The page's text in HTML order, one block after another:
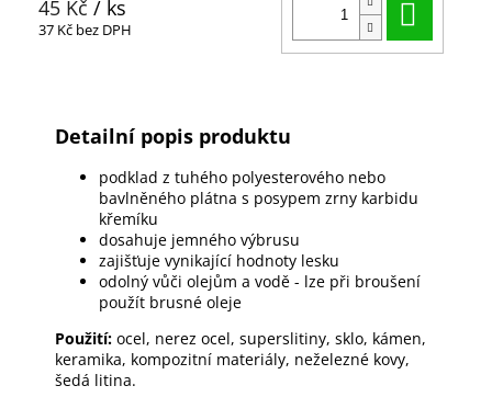
45 Kč / ks
37 Kč bez DPH
Detailní popis produktu
podklad z tuhého polyesterového nebo
bavlněného plátna s posypem zrny karbidu
křemíku
dosahuje jemného výbrusu
zajišťuje vynikající hodnoty lesku
odolný vůči olejům a vodě - lze při broušení
použít brusné oleje
Použití: ocel, nerez ocel, superslitiny, sklo, kámen,
keramika, kompozitní materiály, neželezné kovy,
šedá litina.